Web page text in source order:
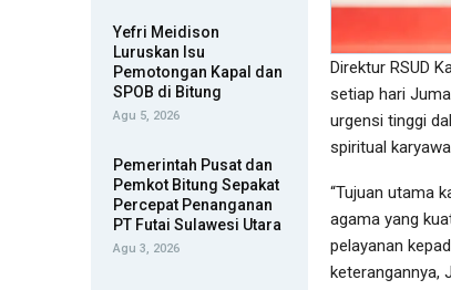
Direktur RSUD
setiap hari
urgensi tinggi
spiritual
“Tujuan utama
agama yang
pelayanan
keterangannya,
Yefri Meidison
Luruskan Isu
Pemotongan Kapal dan
SPOB di Bitung
Agu 5, 2026
Pemerintah Pusat dan
Pemkot Bitung Sepakat
Percepat Penanganan
PT Futai Sulawesi Utara
Agu 3, 2026